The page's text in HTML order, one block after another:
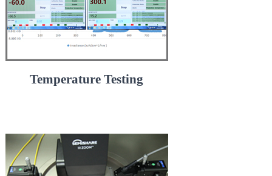
Temperature Testing